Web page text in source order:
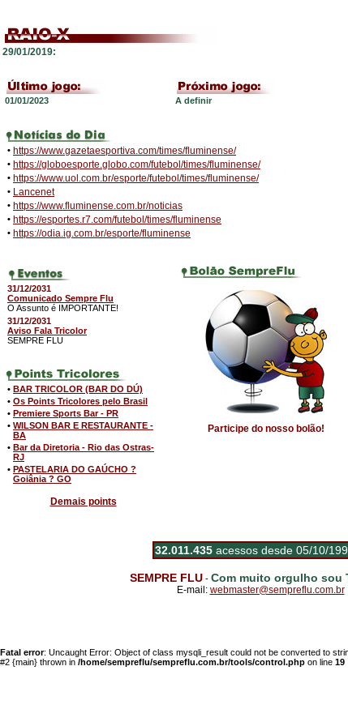
29/01/2019:
01/01/2023 A definir
• https://www.gazetaesportiva.com/times/fluminense/
• https://globoesporte.globo.com/futebol/times/fluminense/
• https://www.uol.com.br/esporte/futebol/times/fluminense/
• Lancenet
• https://www.fluminense.com.br/noticias
• https://esportes.r7.com/futebol/times/fluminense
• https://odia.ig.com.br/esporte/fluminense
31/12/2031
Comunicado Sempre Flu
O Assunto é IMPORTANTE!
31/12/2031
Aviso Fala Tricolor
SEMPRE FLU
• BAR TRICOLOR (BAR DO DÚ)
• Os Points Tricolores pelo Brasil
• Premiere Sports Bar - PR
• WILSON BAR E RESTAURANTE -
BA
• Bar da Diretoria - Rio das Ostras-
RJ
• PASTELARIA DO GAÚCHO ?
Goiânia ? GO
Demais points
Participe do nosso bolão!
32.011.435acessos desde 05/10/
SEMPRE FLU- Com muito orgulho sou
E-mail: webmaster@sempreflu.com.br
Fatal error: Uncaught Error: Object of class mysqli_result could not be converted to
#2 {main} thrown in /home/sempreflu/sempreflu.com.br/tools/control.php on line 19